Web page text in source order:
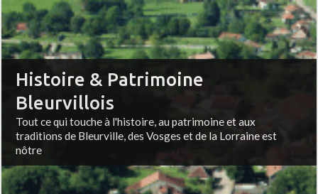
Histoire & Patrimoine
Bleurvillois
Tout ce qui touche à l'histoire, au patrimoine et aux
traditions de Bleurville, des Vosges et de la Lorraine est
nôtre